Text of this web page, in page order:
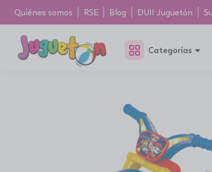
Quiénes somos RSE Blog DUII Juguetón
Categorías